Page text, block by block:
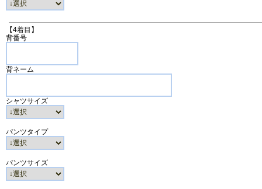
【4着目】
背番号
背ネーム
シャツサイズ
パンツタイプ
パンツサイズ